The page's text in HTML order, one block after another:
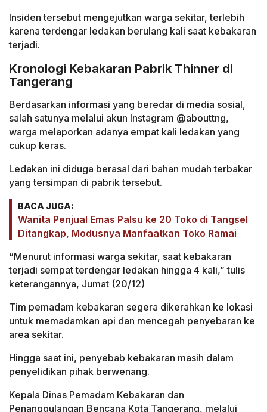
Insiden tersebut mengejutkan warga sekitar, terlebih
karena terdengar ledakan berulang kali saat kebakaran
terjadi.
Kronologi Kebakaran Pabrik Thinner di
Tangerang
Berdasarkan informasi yang beredar di media sosial,
salah satunya melalui akun Instagram @abouttng,
warga melaporkan adanya empat kali ledakan yang
cukup keras.
Ledakan ini diduga berasal dari bahan mudah terbakar
yang tersimpan di pabrik tersebut.
BACA JUGA:
Wanita Penjual Emas Palsu ke 20 Toko di Tangsel
Ditangkap, Modusnya Manfaatkan Toko Ramai
“Menurut informasi warga sekitar, saat kebakaran
terjadi sempat terdengar ledakan hingga 4 kali,” tulis
keterangannya, Jumat (20/12)
Tim pemadam kebakaran segera dikerahkan ke lokasi
untuk memadamkan api dan mencegah penyebaran ke
area sekitar.
Hingga saat ini, penyebab kebakaran masih dalam
penyelidikan pihak berwenang.
Kepala Dinas Pemadam Kebakaran dan
Penanggulangan Bencana Kota Tangerang, melalui